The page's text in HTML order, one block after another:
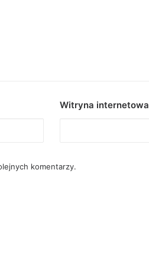
Witryna internetowa
komentarzy.